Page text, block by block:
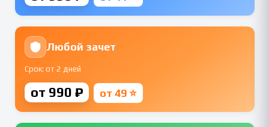
Любой зачет
Срок: от 2 дней
от 990 ₽ от 49 ⭐